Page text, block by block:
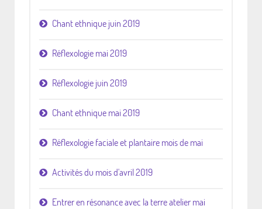
Chant ethnique juin 2019
Réflexologie mai 2019
Réflexologie juin 2019
Chant ethnique mai 2019
Réflexologie faciale et plantaire mois de mai
Activités du mois d'avril 2019
Entrer en résonance avec la terre atelier mai